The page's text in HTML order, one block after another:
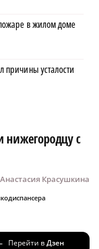
в жилом доме
причины усталости
с
Анастасия Красушкина
Перейти вДзен